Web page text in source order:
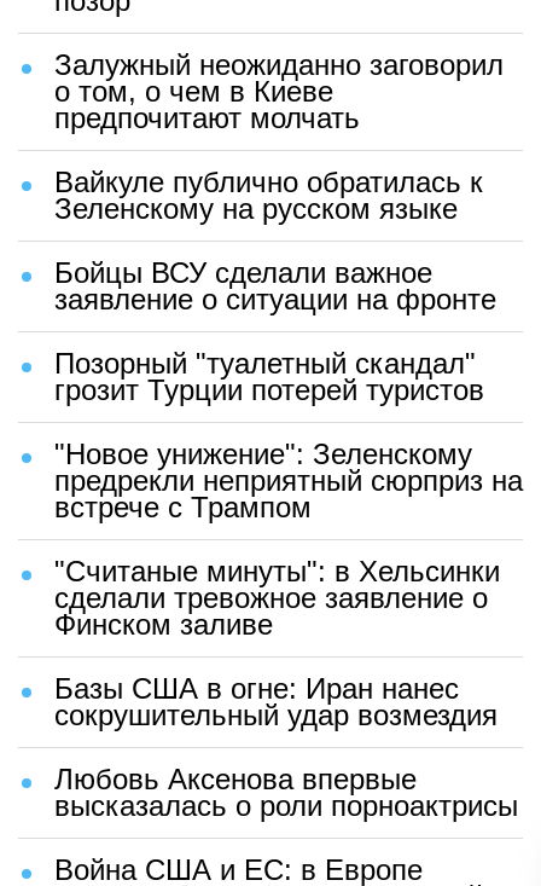
Залужный неожиданно заговорил
о том, о чем в Киеве
предпочитают молчать
Вайкуле публично обратилась к
Зеленскому на русском языке
Бойцы ВСУ сделали важное
заявление о ситуации на фронте
Позорный "туалетный скандал"
грозит Турции потерей туристов
"Новое унижение": Зеленскому
предрекли неприятный сюрприз на
встрече с Трампом
"Считаные минуты": в Хельсинки
сделали тревожное заявление о
Финском заливе
Базы США в огне: Иран нанес
сокрушительный удар возмездия
Любовь Аксенова впервые
высказалась о роли порноактрисы
Война США и ЕС: в Европе